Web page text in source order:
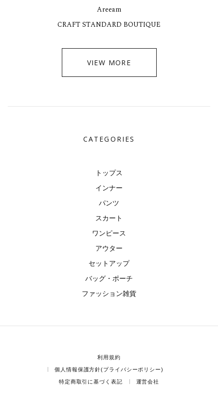
Areeam
CRAFT STANDARD BOUTIQUE
VIEW MORE
CATEGORIES
トップス
インナー
パンツ
スカート
ワンピース
アウター
セットアップ
バッグ・ポーチ
ファッション雑貨
利用規約
個人情報保護方針(プライバシーポリシー)
特定商取引に基づく表記 運営会社